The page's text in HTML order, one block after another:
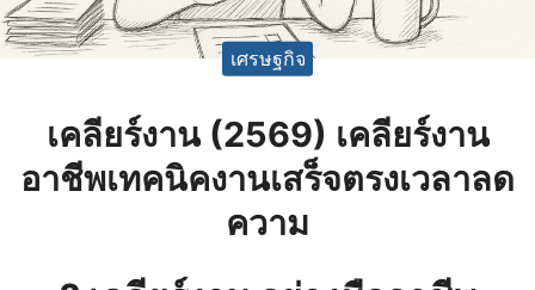
เศรษฐกิจ
เคลียร์งาน (2569) เคลียร์งาน
อาชีพเทคนิคงานเสร็จตรงเวลาลด
ความ